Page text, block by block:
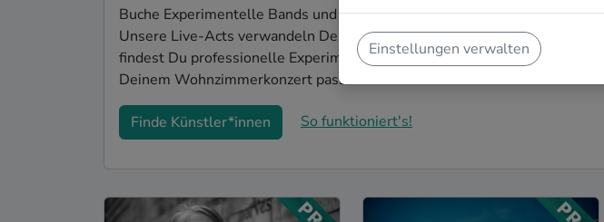
Buche Experimentelle Bands und Musiker*innen für Dein
Unsere Live-Acts verwandeln Dein Zuhause zu Deiner ganz privaten
findest Du professionelle Experimentelle Live-Acts, die genau zu Deinen
Deinem Wohnzimmerkonzert passen.
Finde Künstler*innen So funktioniert's!
Einstellungen verwalten